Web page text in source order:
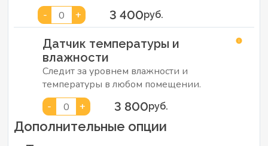
-
0 + 3 400руб.
Датчик температуры и
влажности
Следит за уровнем влажности и
температуры в любом помещении.
-
0 + 3 800руб.
Дополнительные опции